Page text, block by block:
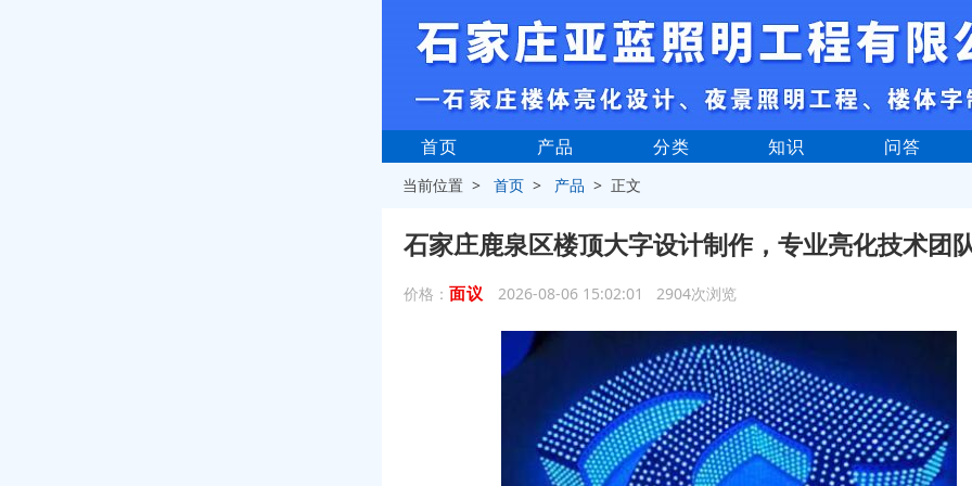
首页 产品 分类 知识 问答
当前位置 >首页 > 产品 > 正文
石家庄鹿泉区楼顶大字设计制作，专业亮化技术团
价格： 面议 2026-08-06 15:02:01 2904次浏览